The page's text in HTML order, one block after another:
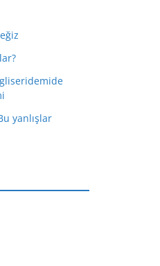
yanlışlar